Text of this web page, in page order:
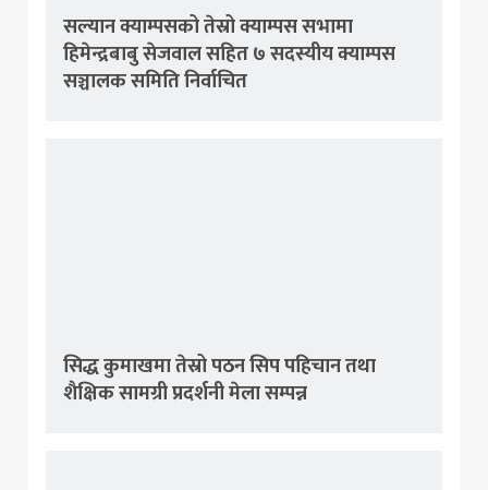
सल्यान क्याम्पसको तेस्रो क्याम्पस सभामा
हिमेन्द्रबाबु सेजवाल सहित ७ सदस्यीय क्याम्पस
सञ्चालक समिति निर्वाचित
सिद्ध कुमाखमा तेस्रो पठन सिप पहिचान तथा
शैक्षिक सामग्री प्रदर्शनी मेला सम्पन्न